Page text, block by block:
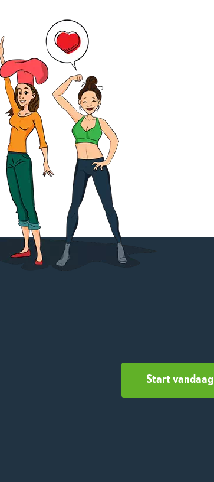
Start vandaag